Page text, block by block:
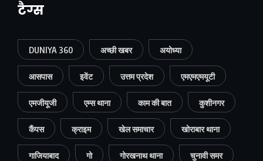
टैग्स
DUNIYA 360 अच्छी खबर अयोध्या
आसपास इवेंट उत्तम प्रदेश एमएमएमयूटी
एमजीयूजी एम्स थाना काम की बात कुशीनगर
कैंपस क्राइम खेल समाचार खोराबार थाना
गाजियाबाद गो गोरखनाथ थाना चुनावी समर